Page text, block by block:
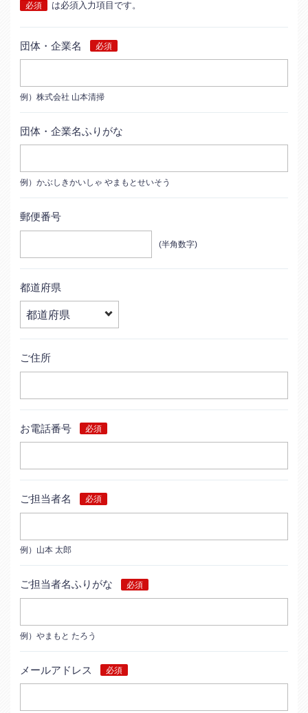
は必須入力項目です。
団体・企業名
例）株式会社 山本清掃
団体・企業名ふりがな
例）かぶしきかいしゃ やまもとせいそう
郵便番号
(半角数字)
都道府県
ご住所
お電話番号
ご担当者名
例）山本 太郎
ご担当者名ふりがな
例）やまもと たろう
メールアドレス